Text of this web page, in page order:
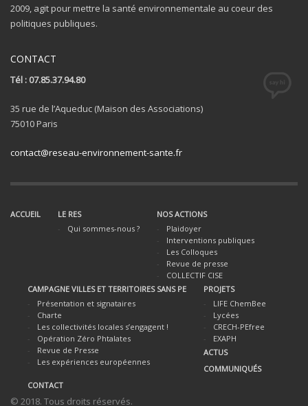
2009, agit pour mettre la santé environnementale au coeur des
politiques publiques.
CONTACT
Tél : 07.85.37.94.80
35 rue de l’Aqueduc (Maison des Associations)
75010 Paris
contact@reseau-environnement-sante.fr
ACCUEIL
LE RES
Qui sommes-nous ?
NOS ACTIONS
Plaidoyer
Interventions publiques
Les Colloques
Revue de presse
COLLECTIF CISE
CAMPAGNE VILLES ET TERRITOIRES SANS PE
Présentation et signataires
Charte
Les collectivités locales s’engagent !
Opération Zéro Phtalates
Revue de Presse
Les expériences européennes
PROJETS
LIFE ChemBee
Lycées
CRECH-PEfree
EXAPH
ACTUS
COMMUNIQUÉS
CONTACT
© 2018. Tous droits réservés.